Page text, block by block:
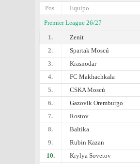
Pos.
Equipo
Premier League 26/27
1.
Zenit
2.
Spartak Moscú
3.
Krasnodar
4.
FC Makhachkala
5.
CSKA Moscú
6.
Gazovik Oremburgo
7.
Rostov
8.
Baltika
9.
Rubin Kazan
10.
Krylya Sovetov